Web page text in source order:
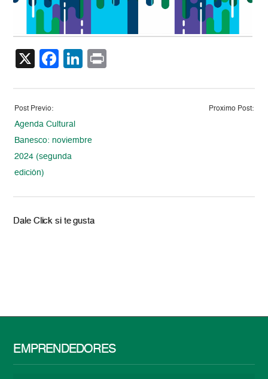
X Facebook
LinkedIn
Post Previo:
Agenda Cultural
Banesco: noviembre
2024 (segunda
edición)
Proximo Post:
Dale Click si te gusta
EMPRENDEDORES